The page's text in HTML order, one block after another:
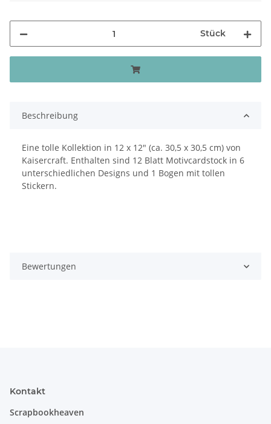
Stück
Beschreibung
Eine tolle Kollektion in 12 x 12" (ca. 30,5 x 30,5 cm) von
Kaisercraft. Enthalten sind 12 Blatt Motivcardstock in 6
unterschiedlichen Designs und 1 Bogen mit tollen
Stickern.
Bewertungen
Kontakt
Scrapbookheaven